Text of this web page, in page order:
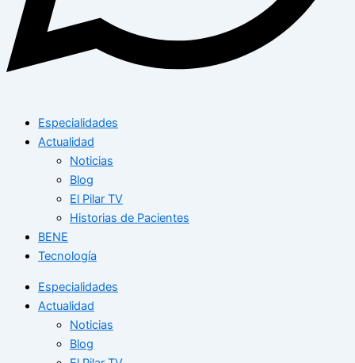
Especialidades
Actualidad
Noticias
Blog
El Pilar TV
Historias de Pacientes
BENE
Tecnología
Especialidades
Actualidad
Noticias
Blog